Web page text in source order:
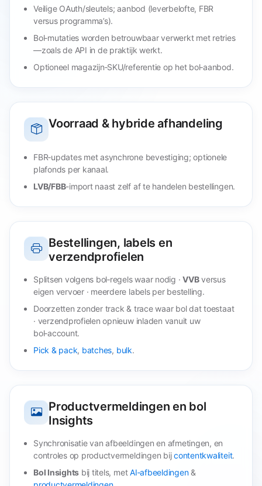
Veilige OAuth/sleutels; aanbod (leverbelofte, FBR
versus programma’s).
Bol‑mutaties worden betrouwbaar verwerkt met retries
—zoals de API in de praktijk werkt.
Optioneel magazijn‑SKU/referentie op het bol‑aanbod.
Voorraad & hybride afhandeling
FBR‑updates met asynchrone bevestiging; optionele
plafonds per kanaal.
LVB/FBB-import naast zelf af te handelen bestellingen.
Bestellingen, labels en
verzendprofielen
Splitsen volgens bol‑regels waar nodig ·VVBversus
eigen vervoer · meerdere labels per bestelling.
Doorzetten zonder track & trace waar bol dat toestaat
· verzendprofielen opnieuw inladen vanuit uw
bol‑account.
Pick & pack, batches, bulk.
Productvermeldingen en bol
Insights
Synchronisatie van afbeeldingen en afmetingen, en
controles op productvermeldingen bijcontentkwaliteit.
Bol Insights bij titels, metAI‑afbeeldingen&